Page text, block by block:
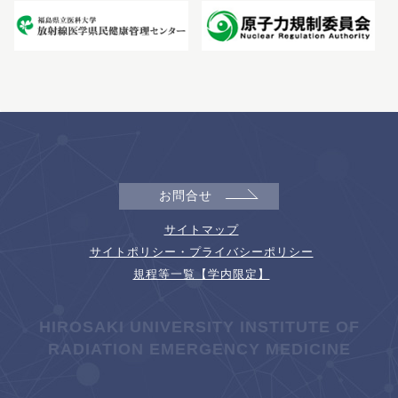
お問合せ
サイトマップ
サイトポリシー・プライバシーポリシー
規程等一覧【学内限定】
HIROSAKI UNIVERSITY INSTITUTE OF
RADIATION EMERGENCY MEDICINE